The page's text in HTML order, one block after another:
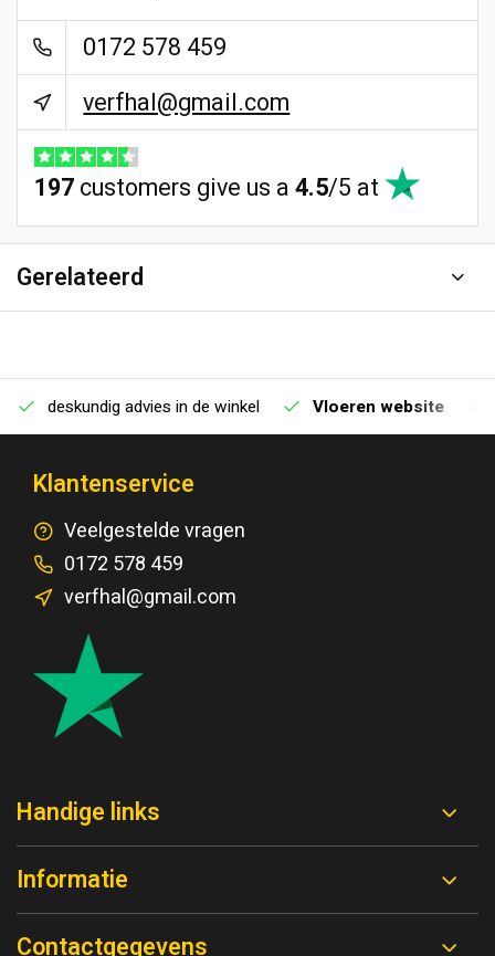
0172 578 459
verfhal@gmail.com
197customers give us a4.5/5 at
Gerelateerd
deskundig advies in de winkel Vloeren website
Klantenservice
Veelgestelde vragen
0172 578 459
verfhal@gmail.com
Handige links
Informatie
Contactgegevens